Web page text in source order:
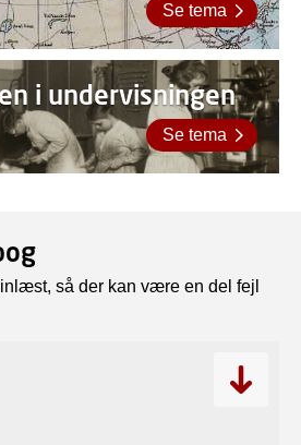
Se tema
i undervisningen
Se tema
så der kan være en del fejl